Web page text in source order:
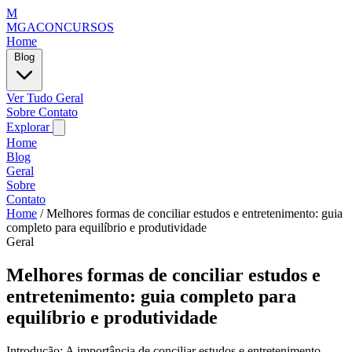
M
MGACONCURSOS
Home
Ver Tudo Geral
Sobre Contato
Explorar
Home
Blog
Geral
Sobre
Contato
Home / Melhores formas de conciliar estudos e entretenimento: guia
completo para equilíbrio e produtividade
Geral
Melhores formas de conciliar estudos e
entretenimento: guia completo para
equilíbrio e produtividade